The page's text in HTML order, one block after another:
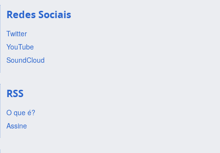
Redes Sociais
Twitter
YouTube
SoundCloud
RSS
O que é?
Assine